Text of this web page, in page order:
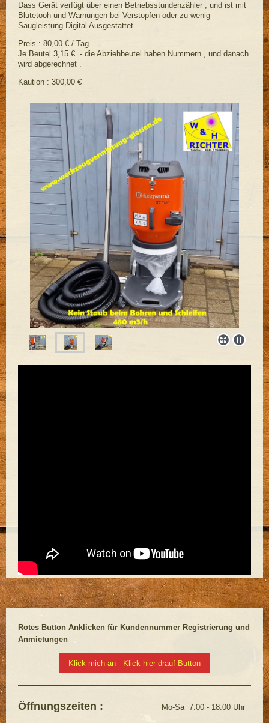
Dass Gerät verfügt über einen Betriebsstundenzähler , und ist mit
Blutetooh und Warnungen bei Verstopfen oder zu wenig
Saugleistung Digital Ausgestattet .
Preis : 80,00 € / Tag
Je Beutel 3,15 € - die Abziehbeutel haben Nummern , und danach
wird abgerechnet .
Kaution : 300,00 €
Rotes Button Anklicken für Kundennummer Registrierung und
Anmietungen
Klick mich an - Klick hier drauf Button
Öffnungszeiten : Mo-Sa 7:00 - 18.00 Uhr